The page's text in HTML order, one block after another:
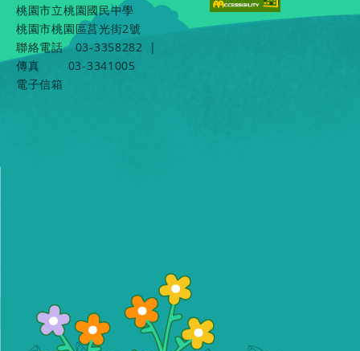
桃園市立桃園國民中學
桃園市桃園區莒光街2號
聯絡電話
03-3358282
|
傳真
03-3341005
電子信箱